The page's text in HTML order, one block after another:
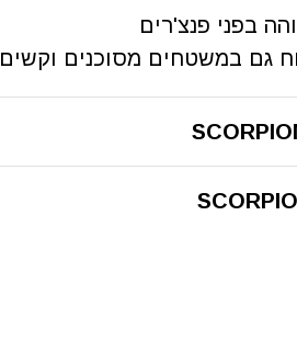
בפני פנצ'רים
גם במשטחים מסוכנים